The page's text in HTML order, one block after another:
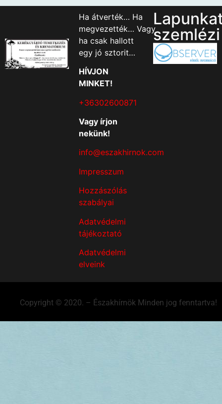
Ha átverték… Ha
megvezették… Vagy
ha csak hallott
egy jó sztorit…
HÍVJON
MINKET!
+36302600871
Vagy írjon
nekünk!
info@eszakhirnok.com
Impresszum
Hozzászólás
szabályai
Adatvédelmi
tájékoztató
Adatvédelmi
elveink
szemlézi
Copyright © 2020. – Északhírnök Minden jog fenntartva!